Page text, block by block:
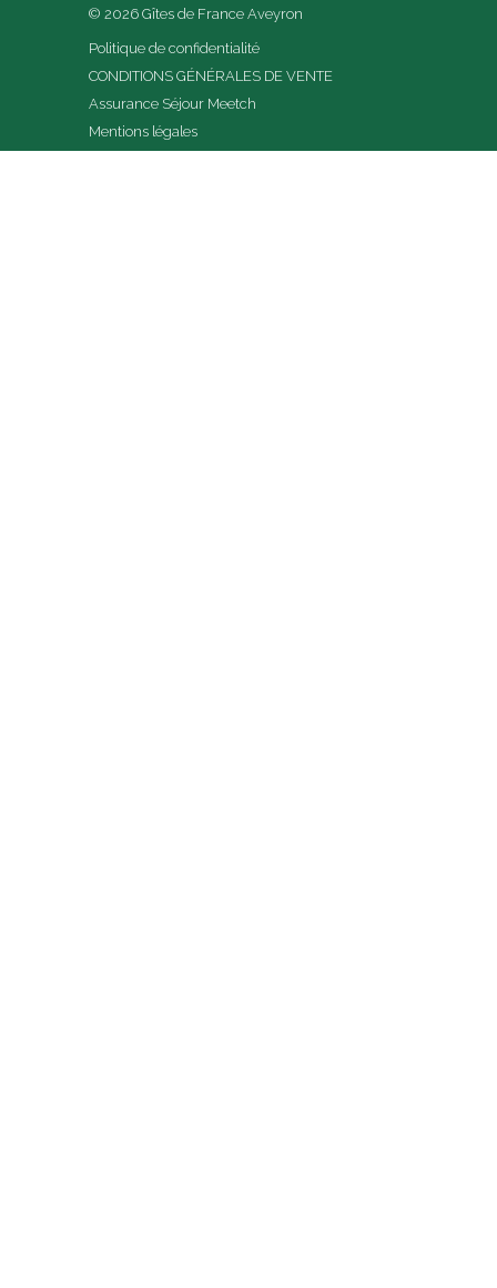
© 2026 Gîtes de France Aveyron
Politique de confidentialité
CONDITIONS GÉNÉRALES DE VENTE
Assurance Séjour Meetch
Mentions légales